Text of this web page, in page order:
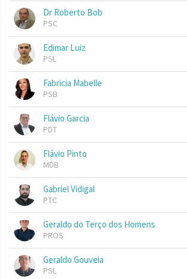
Dr Roberto Bob
PSC
Edimar Luiz
PSL
Fabricia Mabelle
PSB
Flávio Garcia
PDT
Flávio Pinto
MDB
Gabriel Vidigal
PTC
Geraldo do Terço dos Homens
PROS
Geraldo Gouveia
PSL